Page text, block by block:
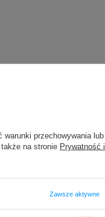
warunki przechowywania lub
na stronie Prywatność i
Zawsze aktywne